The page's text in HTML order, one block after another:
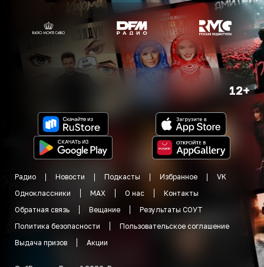
12+
Радио Новости Подкасты Избранное
VK
Одноклассники
MAX О нас
Контакты
Обратная связь
Вещание
Результаты СОУТ
Политика безопасности
Пользовательское соглашение
Выдача призов
Акции